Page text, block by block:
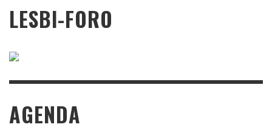
LESBI-FORO
AGENDA